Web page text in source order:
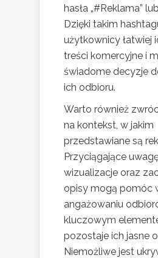
hasła „#Reklama”
Dzięki takim
użytkownicy łatwiej
treści komercyjne i
świadome decyzje
ich odbioru.
Warto również
na kontekst, w jakim
przedstawiane są
Przyciągające
wizualizacje oraz
opisy mogą pomóc
angażowaniu
kluczowym
pozostaje ich jasne
Niemożliwe jest